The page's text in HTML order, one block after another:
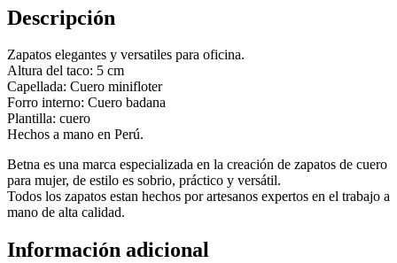
Descripción
Zapatos elegantes y versatiles para oficina.
Altura del taco: 5 cm
Capellada: Cuero minifloter
Forro interno: Cuero badana
Plantilla: cuero
Hechos a mano en Perú.
Betna es una marca especializada en la creación de zapatos de cuero
para mujer, de estilo es sobrio, práctico y versátil.
Todos los zapatos estan hechos por artesanos expertos en el trabajo a
mano de alta calidad.
Información adicional